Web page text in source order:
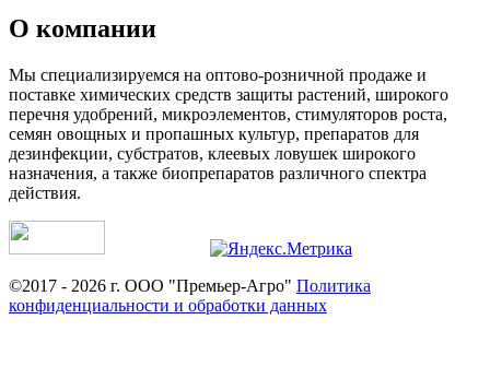
О компании
Мы специализируемся на оптово-розничной продаже и
поставке химических средств защиты растений, широкого
перечня удобрений, микроэлементов, стимуляторов роста,
семян овощных и пропашных культур, препаратов для
дезинфекции, субстратов, клеевых ловушек широкого
назначения, а также биопрепаратов различного спектра
действия.
©2017 - 2026 г. ООО "Премьер-Агро" Политика
конфиденциальности и обработки данных